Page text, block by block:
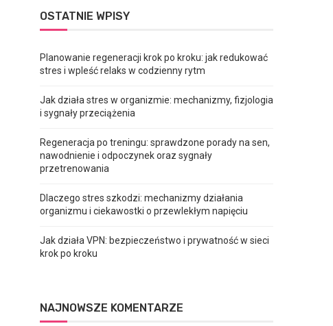
OSTATNIE WPISY
Planowanie regeneracji krok po kroku: jak redukować
stres i wpleść relaks w codzienny rytm
Jak działa stres w organizmie: mechanizmy, fizjologia
i sygnały przeciążenia
Regeneracja po treningu: sprawdzone porady na sen,
nawodnienie i odpoczynek oraz sygnały
przetrenowania
Dlaczego stres szkodzi: mechanizmy działania
organizmu i ciekawostki o przewlekłym napięciu
Jak działa VPN: bezpieczeństwo i prywatność w sieci
krok po kroku
NAJNOWSZE KOMENTARZE